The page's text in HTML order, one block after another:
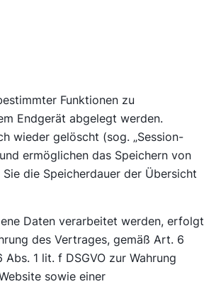
Funktionen zu
Endgerät abgelegt werden.
wieder gelöscht (sog. „Session-
ermöglichen das Speichern von
die Speicherdauer der Übersicht
Daten verarbeitet werden, erfolgt
des Vertrages, gemäß Art. 6
1 lit. f DSGVO zur Wahrung
sowie einer